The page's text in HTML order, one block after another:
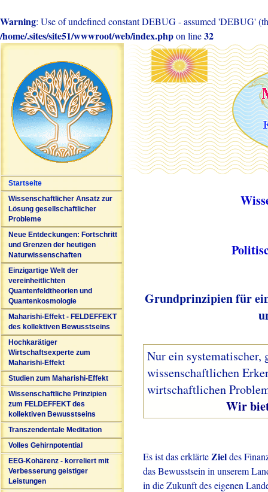
Warning: Use of undefined constant DEBUG - assumed 'DEBUG'
/home/.sites/site51/wwwroot/web/index.phpon line32
Startseite
Wissenschaftlicher Ansatz zur
Lösung gesellschaftlicher
Probleme
Neue Entdeckungen: Fortschritt
und Grenzen der heutigen
Naturwissenschaften
Einzigartige Welt der
vereinheitlichten
Quantenfeldtheorien und
Quantenkosmologie
Maharishi-Effekt - FELDEFFEKT
des kollektiven Bewusstseins
Hochkarätiger
Wirtschaftsexperte zum
Maharishi-Effekt
Studien zum Maharishi-Effekt
Wissenschaftliche Prinzipien
zum FELDEFFEKT des
kollektiven Bewusstseins
Transzendentale Meditation
Volles Gehirnpotential
EEG-Kohärenz - korreliert mit
Verbesserung geistiger
Leistungen
Grundprinzipien für
Nur ein systematischer,
wissenschaftlichen
wirtschaftlichen
Wir bieten
Es ist das erklärteZieldes
das Bewusstsein in unserem
in die Zukunft des eigenen